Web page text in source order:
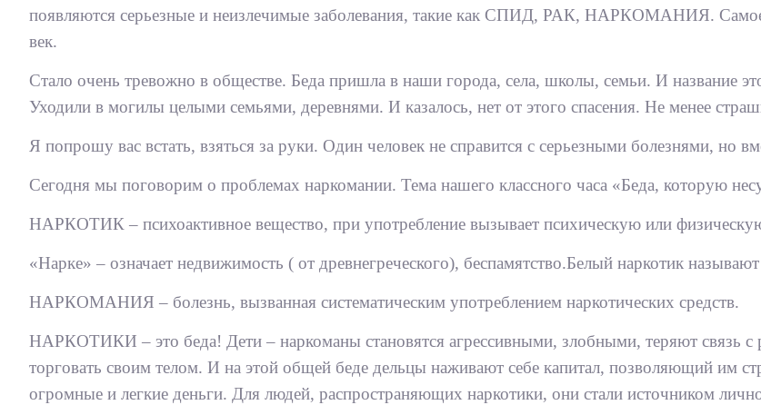
появляются серьезные и неизлечимые заболевания, такие как СПИД, РАК, НАРКОМАНИЯ. Самое
век.
Стало очень тревожно в обществе. Беда пришла в наши города, села, школы, семьи. И название
Уходили в могилы целыми семьями, деревнями. И казалось, нет от этого спасения. Не менее
Я попрошу вас встать, взяться за руки. Один человек не справится с серьезными болезнями, но
Сегодня мы поговорим о проблемах наркомании. Тема нашего классного часа «Беда, которую
НАРКОТИК – психоактивное вещество, при употребление вызывает психическую или
«Нарке» – означает недвижимость ( от древнегреческого), беспамятство.Белый наркотик
НАРКОМАНИЯ – болезнь, вызванная систематическим употреблением наркотических средств.
НАРКОТИКИ – это беда! Дети – наркоманы становятся агрессивными, злобными, теряют связь
торговать своим телом. И на этой общей беде дельцы наживают себе капитал, позволяющий им
огромные и легкие деньги. Для людей, распространяющих наркотики, они стали источником